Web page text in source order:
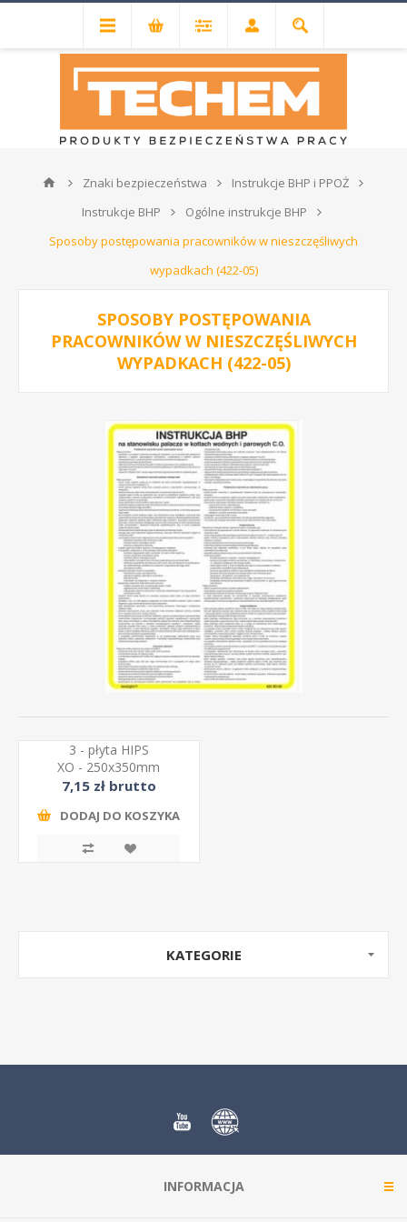
Znaki bezpieczeństwa
Instrukcje BHP i PPOŻ
Instrukcje BHP
Ogólne instrukcje BHP
Sposoby postępowania pracowników w nieszczęśliwych
wypadkach (422-05)
SPOSOBY POSTĘPOWANIA
PRACOWNIKÓW W NIESZCZĘŚLIWYCH
WYPADKACH (422-05)
3 - płyta HIPS
XO - 250x350mm
7,15 zł brutto
DODAJ DO KOSZYKA
KATEGORIE
INFORMACJA